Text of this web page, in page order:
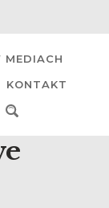
MEDIACH
KONTAKT